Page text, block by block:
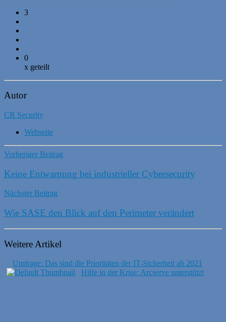
3
0
x geteilt
Autor
CR Security
Webseite
Vorheriger Beitrag
Keine Entwarnung bei industrieller Cybersecurity
Nächster Beitrag
Wie SASE den Blick auf den Perimeter verändert
Weitere Artikel
Umfrage: Das sind die Prioritäten der IT-Sicherheit ab 2021
Hilfe in der Krise: Arcserve unterstützt